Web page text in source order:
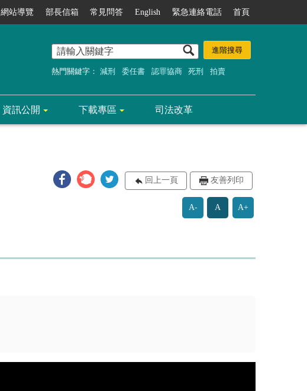
網站導覽 部長信箱 常見問答 English 緊急連絡電話 首頁
熱門關鍵字： 減刑 委任書 認罪協商 死刑 拍賣
資訊公開 下載專區 司法改革
回上一頁 友善列印
A- A A+